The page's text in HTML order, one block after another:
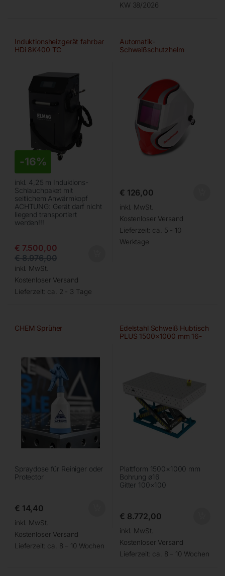
KW 38/2026
Induktionsheizgerät fahrbar
HDi 8K400 TC
-16%
inkl. 4,25 m Induktions-
Schlauchpaket mit
seitlichem Anwärmkopf
ACHTUNG: Gerät darf nicht
liegend transportiert
werden!!!
€ 7.500,00
€8.976,00
inkl. MwSt.
Kostenloser Versand
Lieferzeit: ca. 2 - 3 Tage
Automatik-
Schweißschutzhelm
€ 126,00
inkl. MwSt.
Kostenloser Versand
Lieferzeit: ca. 5 - 10
Werktage
CHEM Sprüher
Spraydose für Reiniger oder
Protector
€ 14,40
inkl. MwSt.
Kostenloser Versand
Lieferzeit: ca. 8 – 10 Wochen
Edelstahl Schweiß Hubtisch
PLUS 1500×1000 mm 16-
Plattform 1500×1000 mm
Bohrung ø16
Gitter 100×100
€ 8.772,00
inkl. MwSt.
Kostenloser Versand
Lieferzeit: ca. 8 – 10 Wochen